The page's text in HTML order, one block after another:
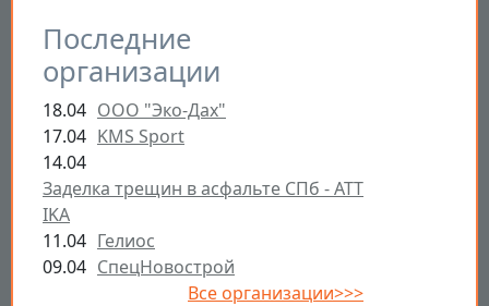
Последние
организации
18.04 ООО "Эко-Дах"
17.04 KMS Sport
14.04
Заделка трещин в асфальте СПб - ATT
IKA
11.04 Гелиос
09.04 СпецНовострой
Все организации>>>